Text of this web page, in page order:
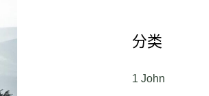
分类
1 John